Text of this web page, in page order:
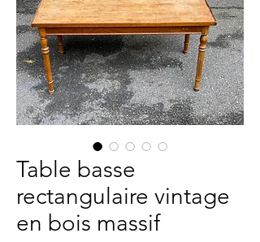
Table basse
rectangulaire vintage
en bois massif